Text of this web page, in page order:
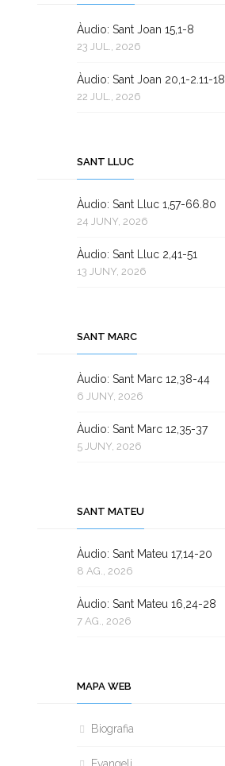
Àudio: Sant Joan 15,1-8
23 JUL., 2026
Àudio: Sant Joan 20,1-2.11-18
22 JUL., 2026
SANT LLUC
Àudio: Sant Lluc 1,57-66.80
24 JUNY, 2026
Àudio: Sant Lluc 2,41-51
13 JUNY, 2026
SANT MARC
Àudio: Sant Marc 12,38-44
6 JUNY, 2026
Àudio: Sant Marc 12,35-37
5 JUNY, 2026
SANT MATEU
Àudio: Sant Mateu 17,14-20
8 AG., 2026
Àudio: Sant Mateu 16,24-28
7 AG., 2026
MAPA WEB
Biografia